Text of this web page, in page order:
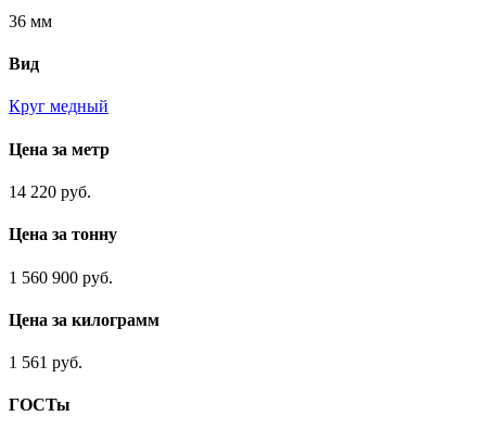
36 мм
Вид
Круг медный
Цена за метр
14 220 руб.
Цена за тонну
1 560 900 руб.
Цена за килограмм
1 561 руб.
ГОСТы